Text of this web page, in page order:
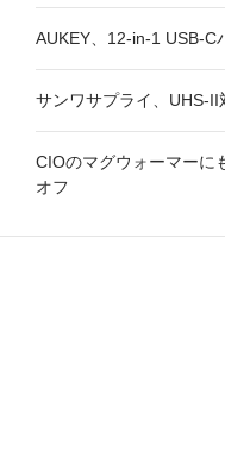
AUKEY、12-in-1 USB-C
サンワサプライ、UHS-
CIOのマグウォーマーに
オフ